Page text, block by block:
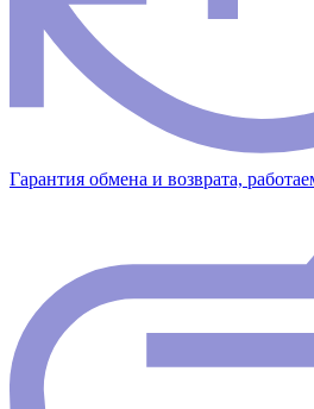
Гарантия обмена и возврата,